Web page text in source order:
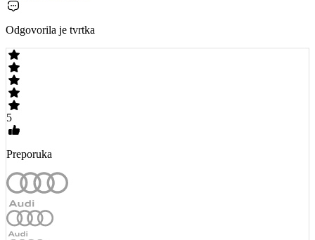
Odgovorila je tvrtka
5
Preporuka